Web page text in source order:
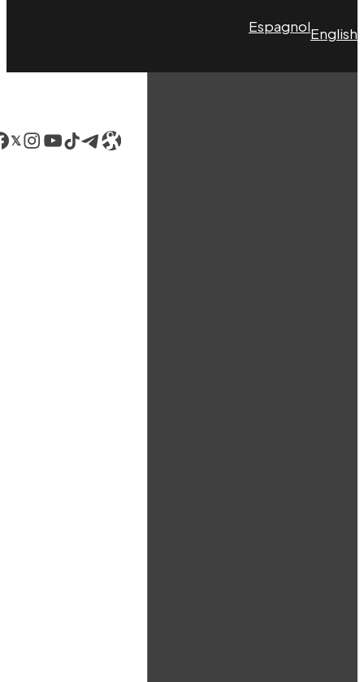
EspagnolEnglish
LinkedIn
Instagram
YouTube
TikTok
Telegram
Lien